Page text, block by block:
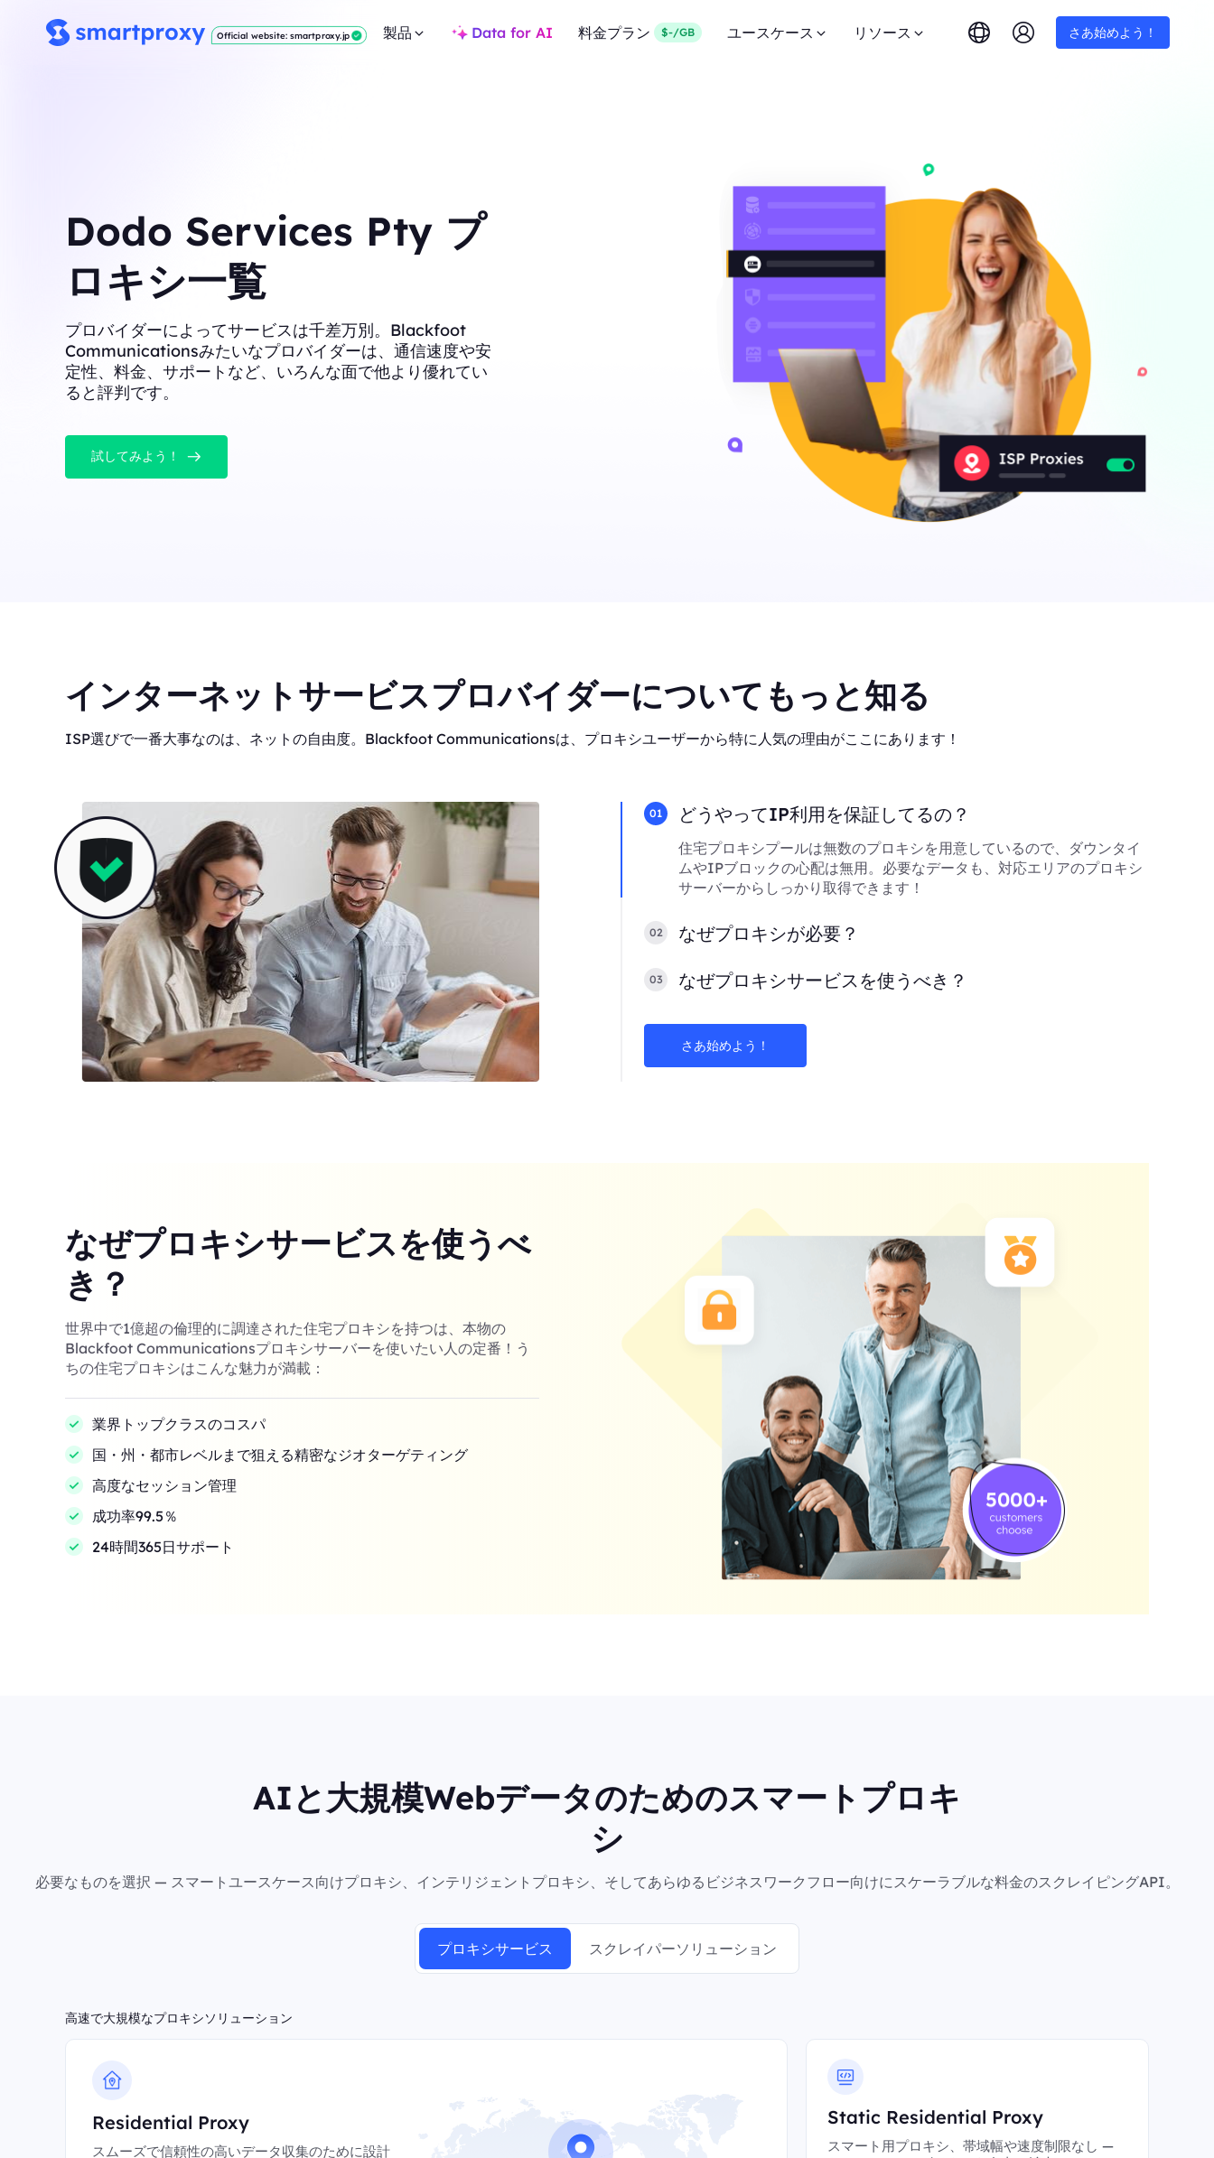
Official website: smartproxy.jp 製品 Data for AI 料金プラン $-/GB ユースケース リソース さあ始めよう！
Dodo Services Pty プ
ロキシ一覧
プロバイダーによってサービスは千差万別。Blackfoot
Communicationsみたいなプロバイダーは、通信速度や安
定性、料金、サポートなど、いろんな面で他より優れてい
ると評判です。
試してみよう！
インターネットサービスプロバイダーについてもっと知る
ISP選びで一番大事なのは、ネットの自由度。Blackfoot Communicationsは、プロキシユーザーから特に人気の理由がここにあります！
01 どうやってIP利用を保証してるの？
住宅プロキシプールは無数のプロキシを用意しているので、ダウンタイ
ムやIPブロックの心配は無用。必要なデータも、対応エリアのプロキシ
サーバーからしっかり取得できます！
02 なぜプロキシが必要？
03 なぜプロキシサービスを使うべき？
さあ始めよう！
なぜプロキシサービスを使うべ
き？
世界中で1億超の倫理的に調達された住宅プロキシを持つは、本物の
Blackfoot Communicationsプロキシサーバーを使いたい人の定番！う
ちの住宅プロキシはこんな魅力が満載：
業界トップクラスのコスパ
国・州・都市レベルまで狙える精密なジオターゲティング
高度なセッション管理
成功率99.5％
24時間365日サポート
AIと大規模Webデータのためのスマートプロキ
シ
必要なものを選択 — スマートユースケース向けプロキシ、インテリジェントプロキシ、そしてあらゆるビジネスワークフロー向けにスケーラブルな料金のスクレイピングAPI。
プロキシサービス スクレイパーソリューション
高速で大規模なプロキシソリューション
Residential Proxy
スムーズで信頼性の高いデータ収集のために設計
Static Residential Proxy
スマート用プロキシ、帯域幅や速度制限なし —